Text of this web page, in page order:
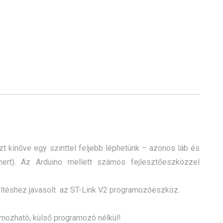
kinőve egy szinttel feljebb léphetünk – azonos láb és
Az Arduino mellett számos fejlesztőeszközzel
javasolt az ST-Link V2 programozóeszköz.
külső programozó nélkül!